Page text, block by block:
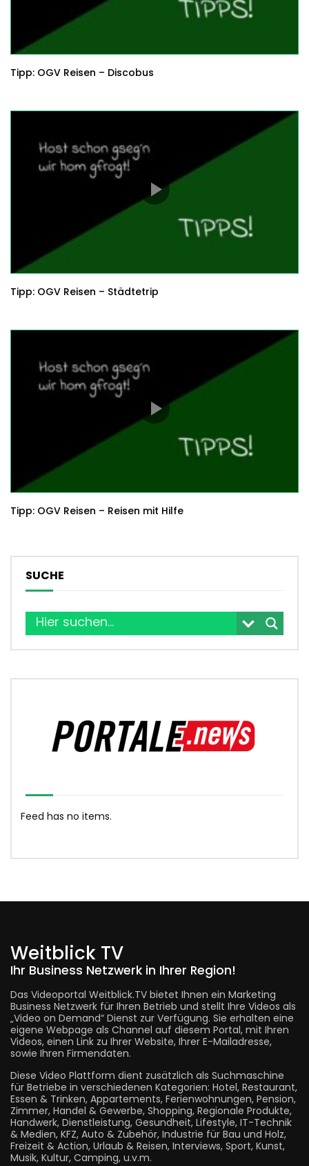
Tipp: OGV Reisen – Discobus
Tipp: OGV Reisen – Städtetrip
Tipp: OGV Reisen – Reisen mit Hilfe
SUCHE
Feed has no items.
Weitblick TV
Ihr Business Netzwerk in Ihrer Region!
Das Videoportal Weitblick.TV bietet Ihnen ein Marketing
Business Netzwerk für Ihren Betrieb und stellt Ihre Videos als
„Video on Demand“ Dienst zur Verfügung. Sie erhalten eine
eigene Webpage als Channel auf diesem Portal, mit Ihren
Videos, einen Link zu Ihrer Website, Ihrer E-Mailadresse,
sowie Ihren Firmendaten.
Diese Video Plattform dient zusätzlich als Suchmaschine
für Betriebe in verschiedenen Kategorien: Hotel, Restaurant,
Essen & Trinken, Appartements, Ferienwohnungen, Pension,
Zimmer, Handel & Gewerbe, Shopping, Regionale Produkte,
Handwerk, Dienstleistung, Gesundheit, Lifestyle, IT-Technik
& Medien, KFZ, Auto & Zubehör, Industrie für Bau und Holz,
Freizeit & Action, Urlaub & Reisen, Interviews, Sport, Kunst,
Musik, Kultur, Camping, u.v.m.